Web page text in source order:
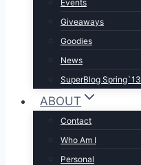
Events
Giveaways
Goodies
News
SuperBlog Spring`13
ABOUT
Contact
Who Am I
Personal